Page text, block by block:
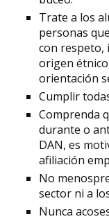
Trate a los
personas
con respeto,
origen
orientación
Cumplir
Comprenda
durante o
DAN, es
afiliación
No
sector ni a
Nunca